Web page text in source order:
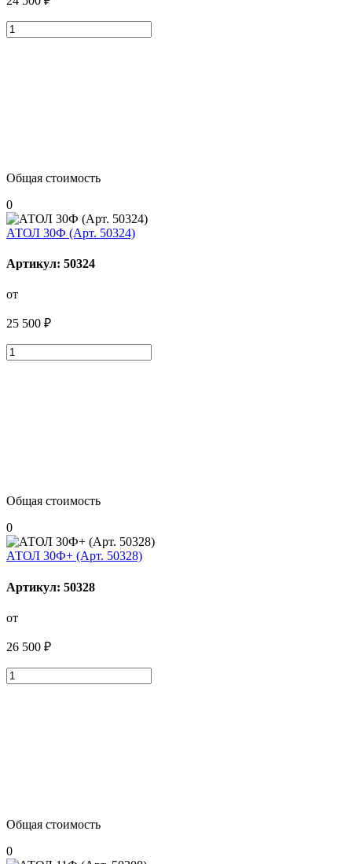
Общая стоимость
0
АТОЛ 30Ф (Арт. 50324)
Артикул: 50324
от
25 500 ₽
Общая стоимость
0
АТОЛ 30Ф+ (Арт. 50328)
Артикул: 50328
от
26 500 ₽
Общая стоимость
0